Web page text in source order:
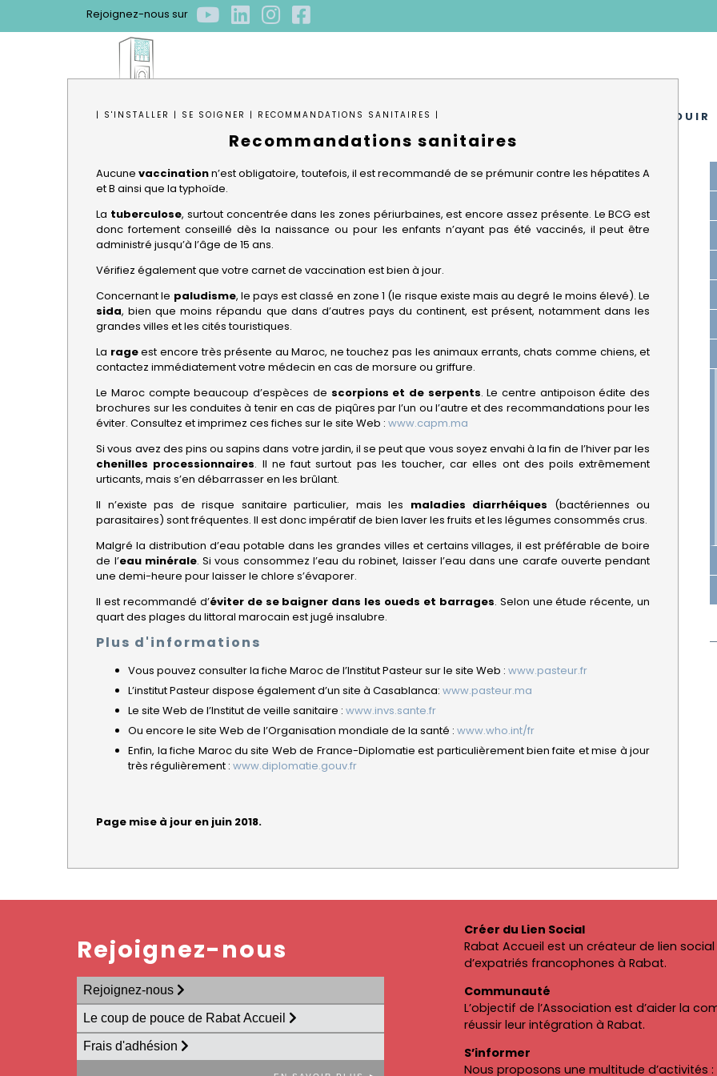
Rejoignez-nous sur
ACCUEIL
QUI SOMMES-NOUS ?
Qui sommes-nous ?
Gouvernance
Bénévoles
Mot de la Présidente
Le réseau FIAFE
Arriver à Rabat
Quartiers
Travailler
Se déplacer
Se loger
Vivre au quotidien
Scolariser
Se soigner
Se divertir
Quitter le Maroc
S'ÉPANOUIR
| S'INSTALLER | SE SOIGNER | RECOMMANDATIONS SANITAIRES |
Recommandations sanitaires
Aucunevaccinationn’est obligatoire, toutefois, il est recommandé de se prémunir contre les hépatites A
et B ainsi que la typhoïde.
La tuberculose, surtout concentrée dans les zones périurbaines, est encore assez présente. Le BCG est
donc fortement conseillé dès la naissance ou pour les enfants n’ayant pas été vaccinés, il peut être
administré jusqu’à l’âge de 15 ans.
Vérifiez également que votre carnet de vaccination est bien à jour.
Concernant le paludisme, le pays est classé en zone 1 (le risque existe mais au degré le moins élevé). Le
sida, bien que moins répandu que dans d’autres pays du continent, est présent, notamment dans les
grandes villes et les cités touristiques.
La rageest encore très présente au Maroc, ne touchez pas les animaux errants, chats comme chiens, et
contactez immédiatement votre médecin en cas de morsure ou griffure.
Le Maroc compte beaucoup d’espèces de scorpions et de serpents. Le centre antipoison édite des
brochures sur les conduites à tenir en cas de piqûres par l’un ou l’autre et des recommandations pour les
éviter. Consultez et imprimez ces fiches sur le site Web :www.capm.ma
Si vous avez des pins ou sapins dans votre jardin, il se peut que vous soyez envahi à la fin de l’hiver par les
chenilles processionnaires. Il ne faut surtout pas les toucher, car elles ont des poils extrêmement
urticants, mais s’en débarrasser en les brûlant.
Il n’existe pas de risque sanitaire particulier, mais les maladies diarrhéiques (bactériennes ou
parasitaires) sont fréquentes. Il est donc impératif de bien laver les fruits et les légumes consommés crus.
Malgré la distribution d’eau potable dans les grandes villes et certains villages, il est préférable de boire
de l’eau minérale. Si vous consommez l’eau du robinet, laisser l’eau dans une carafe ouverte pendant
une demi-heure pour laisser le chlore s’évaporer.
Il est recommandé d’éviter de se baigner dans les oueds et barrages. Selon une étude récente, un
quart des plages du littoral marocain est jugé insalubre.
Plus d'informations
Vous pouvez consulter la fiche Maroc de l’Institut Pasteur sur le site Web :www.pasteur.fr
L’institut Pasteur dispose également d’un site à Casablanca:www.pasteur.ma
Le site Web de l’Institut de veille sanitaire :www.invs.sante.fr
Ou encore le site Web de l’Organisation mondiale de la santé :www.who.int/fr
Enfin, la fiche Maroc du site Web de France-Diplomatie est particulièrement bien faite et mise à jour
très régulièrement :www.diplomatie.gouv.fr
Page mise à jour en juin 2018.
Rejoignez-nous
Rejoignez-nous
Le coup de pouce de Rabat Accueil
Frais d'adhésion
Créer du Lien Social
Rabat Accueil est un créateur de lien
d’expatriés francophones à Rabat.
Communauté
L’objectif de l’Association est d’aider la
réussir leur intégration à Rabat.
S’informer
Nous proposons une multitude d’activités